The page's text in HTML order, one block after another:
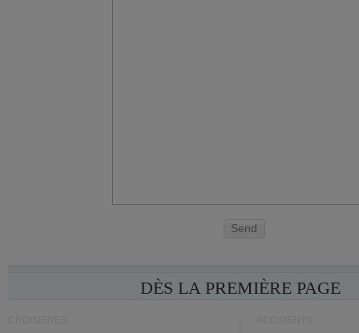
Send
DÈS LA PREMIÈRE PAGE